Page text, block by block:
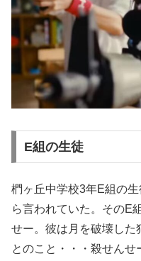
E組の生徒
椚ヶ丘中学校3年E組の
ら言われていた。そのE
せー。彼は月を破壊した
とのこと・・・殺せんせ